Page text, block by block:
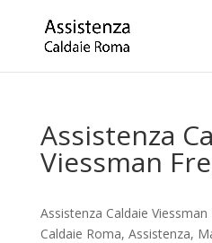
Assistenza
Viessman
Assistenza Caldaie
Caldaie Roma, Assistenza,